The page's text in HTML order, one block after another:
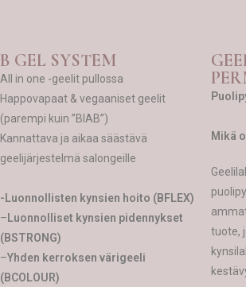
B GEL SYSTEM
All in one -geelit pullossa
Happovapaat & vegaaniset geelit
(parempi kuin ”BIAB”)
Kannattava ja aikaa säästävä
geelijärjestelmä salongeille
-Luonnollisten kynsien hoito (BFLEX)
– Luonnolliset kynsien pidennykset
(BSTRONG)
–Yhden kerroksen värigeeli
(BCOLOUR)
Mikä
tuote,